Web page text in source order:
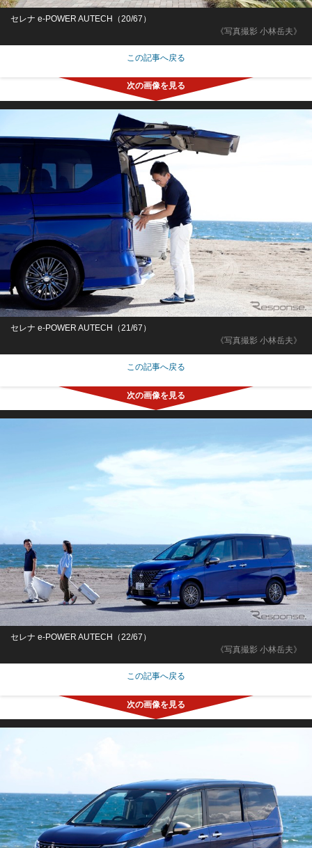
《写真撮影 小林岳夫》
セレナ e-POWER AUTECH（20/67）
この記事へ戻る
《写真撮影 小林岳夫》
セレナ e-POWER AUTECH（21/67）
この記事へ戻る
《写真撮影 小林岳夫》
セレナ e-POWER AUTECH（22/67）
この記事へ戻る